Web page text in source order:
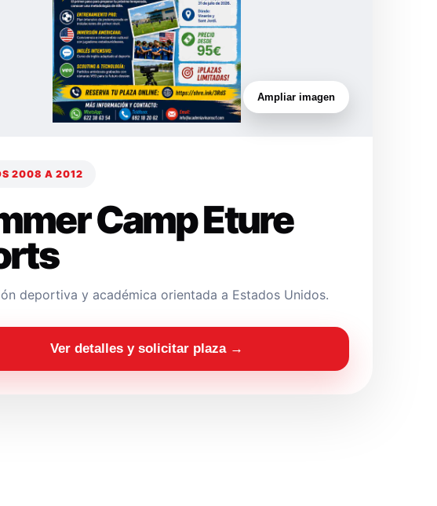
Ampliar imagen
2008 A 2012
Camp Eture
deportiva y académica orientada a Estados Unidos.
Ver detalles y solicitar plaza →